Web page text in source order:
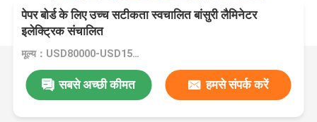
पेपर बोर्ड के लिए उच्च सटीकता स्वचालित बांसुरी लैमिनेटर
इलेक्ट्रिक संचालित
मूल्य：USD80000-USD150000
सबसे अच्छी कीमत हमसे संपर्क करें